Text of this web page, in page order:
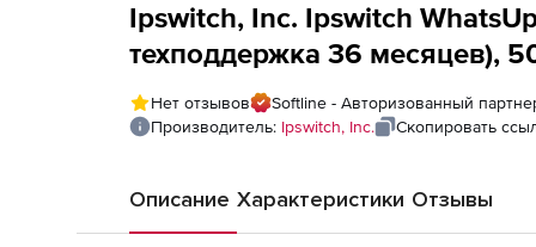
Ipswitch, Inc. Ipswitch
техподдержка 36 месяцев),
Нет отзывов
Softline - Авторизованный
Производитель: Ipswitch, Inc. Скопировать
Описание Характеристики Отзывы